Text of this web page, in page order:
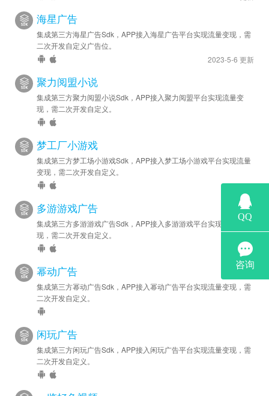
海星广告
集成第三方海星广告Sdk，APP接入海星广告平台实现流量变现，需
二次开发自定义广告位。
2023-5-6 更新
聚力阅盟小说
集成第三方聚力阅盟小说Sdk，APP接入聚力阅盟平台实现流量变
现，需二次开发自定义。
梦工厂小游戏
集成第三方梦工场小游戏Sdk，APP接入梦工场小游戏平台实现流量
变现，需二次开发自定义。
多游游戏广告
集成第三方多游游戏广告Sdk，APP接入多游游戏平台实现流量变
现，需二次开发自定义。
幂动广告
集成第三方幂动广告Sdk，APP接入幂动广告平台实现流量变现，需
二次开发自定义。
闲玩广告
集成第三方闲玩广告Sdk，APP接入闲玩广告平台实现流量变现，需
二次开发自定义。